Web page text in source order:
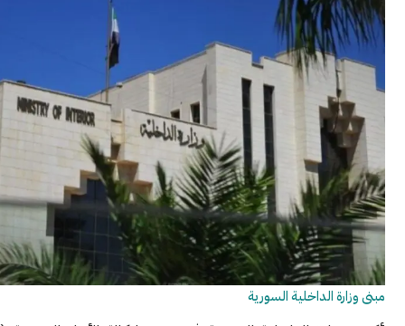
الداخلية السورية